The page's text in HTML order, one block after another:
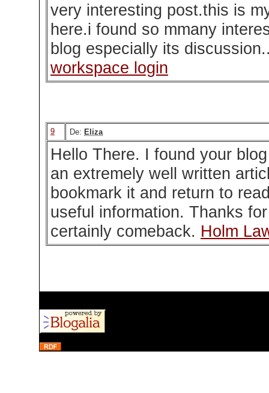
very interesting post.this is
here.i found so mmany
blog especially its
workspace login
9 De: Eliza
Hello There. I found your
an extremely well written
bookmark it and return to
useful information. Thanks
certainly comeback. Holm